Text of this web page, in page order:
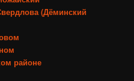
(Дёминский
районе